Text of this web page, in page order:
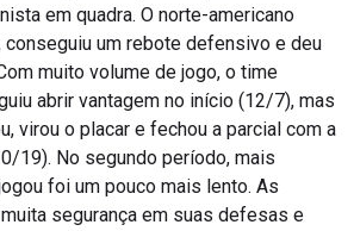
em quadra. O norte-americano
um rebote defensivo e deu
muito volume de jogo, o time
abrir vantagem no início (12/7), mas
virou o placar e fechou a parcial com a
19). No segundo período, mais
foi um pouco mais lento. As
segurança em suas defesas e